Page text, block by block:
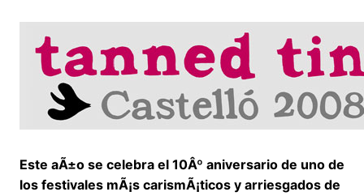
Este aÃ±o se celebra el 10Âº aniversario de uno de
los festivales mÃ¡s carismÃ¡ticos y arriesgados de